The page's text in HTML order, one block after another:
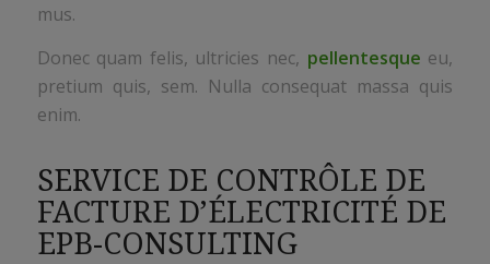
mus.
Donec quam felis, ultricies nec, pellentesque eu,
pretium quis, sem. Nulla consequat massa quis
enim.
SERVICE DE CONTRÔLE DE
FACTURE D’ÉLECTRICITÉ DE
EPB-CONSULTING